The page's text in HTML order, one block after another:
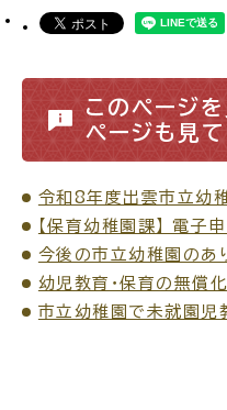
電子申請・手続きガ
イド
防災情報サイト
このページ
ページも見
令和8年度出雲市立幼
【保育幼稚園課】 電子
今後の市立幼稚園のあ
幼児教育・保育の無償化
市立幼稚園で未就園児